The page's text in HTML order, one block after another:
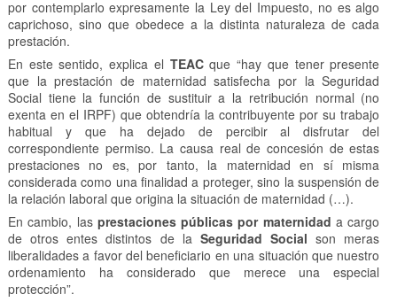
por contemplarlo expresamente la Ley del Impuesto, no es algo
caprichoso, sino que obedece a la distinta naturaleza de cada
prestación.
En este sentido, explica el TEACque “hay que tener presente
que la prestación de maternidad satisfecha por la Seguridad
Social tiene la función de sustituir a la retribución normal (no
exenta en el IRPF) que obtendría la contribuyente por su trabajo
habitual y que ha dejado de percibir al disfrutar del
correspondiente permiso. La causa real de concesión de estas
prestaciones no es, por tanto, la maternidad en sí misma
considerada como una finalidad a proteger, sino la suspensión de
la relación laboral que origina la situación de maternidad (…).
En cambio, las prestaciones públicas por maternidad a cargo
de otros entes distintos de la Seguridad Social son meras
liberalidades a favor del beneficiario en una situación que nuestro
ordenamiento ha considerado que merece una especial
protección”.